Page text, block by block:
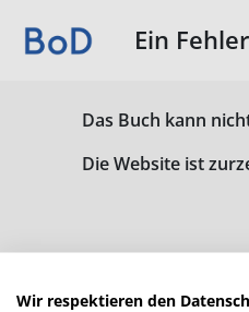
Ein
Das Buch kann
Die Website ist
Wir respektieren den